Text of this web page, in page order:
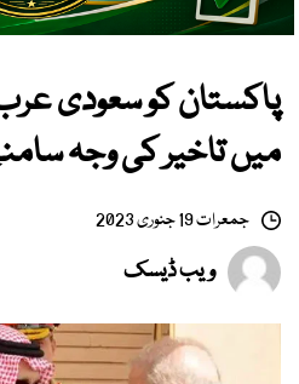
پاکستان کو سعودی
میں تاخیر کی وجہ
جمعرات 19 جنوری 2023
ویب ڈیسک